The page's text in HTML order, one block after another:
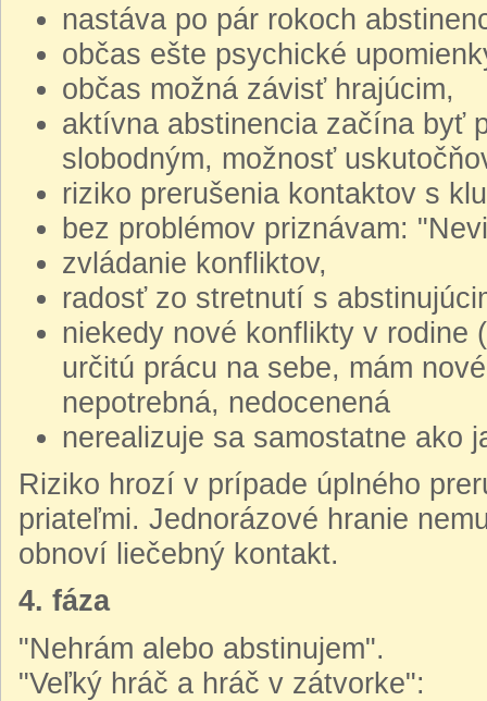
nastáva po pár rokoch
občas ešte psychické
občas možná závisť hrajúcim,
aktívna abstinencia začína byť
slobodným, možnosť
riziko prerušenia kontaktov s
bez problémov priznávam:
zvládanie konfliktov,
radosť zo stretnutí s
niekedy nové konflikty v rodine
určitú prácu na sebe, mám
nepotrebná, nedocenená
nerealizuje sa samostatne ako
Riziko hrozí v prípade úplného
priateľmi. Jednorázové hranie
obnoví liečebný kontakt.
4. fáza
"Nehrám alebo abstinujem".
"Veľký hráč a hráč v zátvorke":